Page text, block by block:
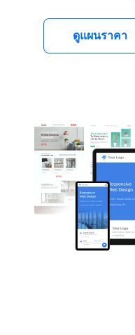
ดูแผนราคา